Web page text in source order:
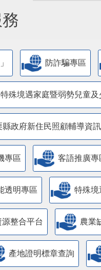
防詐騙專區
特殊境遇家庭暨弱勢兒童
縣政府新住民照顧輔導資
專區 客語推廣專
透明專區 特殊境
整合平台 農業
產地證明標章查詢